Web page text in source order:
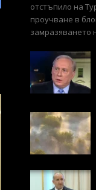
отстъпило на
проучване в
замразяването